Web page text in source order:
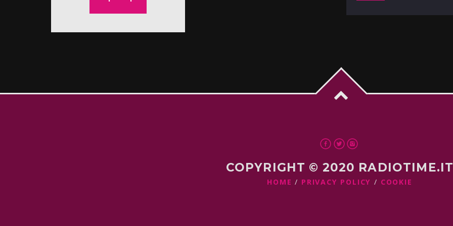
COPYRIGHT © 2020
HOME PRIVACY POLICY COOKIE